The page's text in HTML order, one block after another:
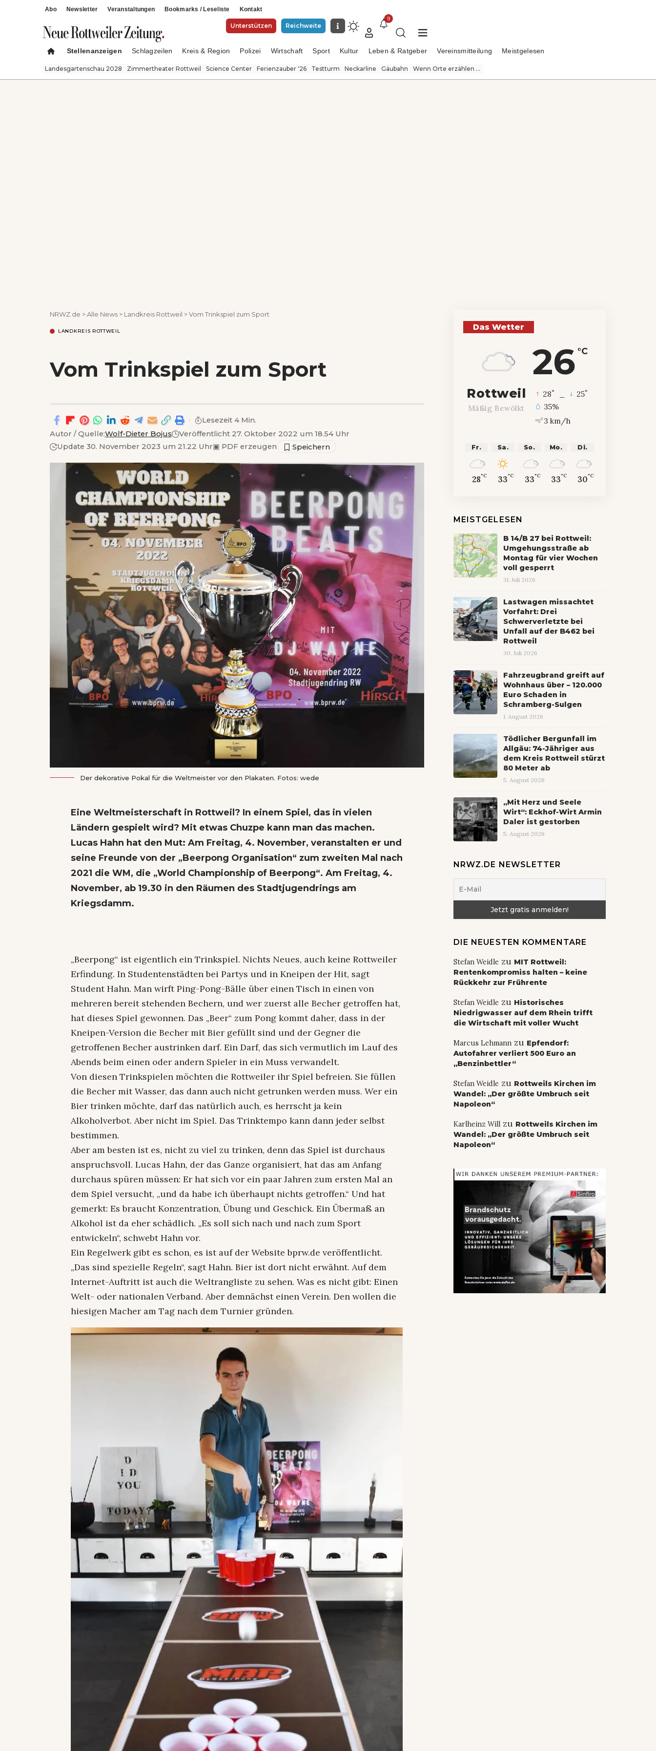
Abo Newsletter Veranstaltungen Bookmarks / Leseliste Kontakt
Unterstützen Reichweite
9
Stellenanzeigen Schlagzeilen Kreis & Region Polizei Wirtschaft Sport Kultur Leben & Ratgeber Vereinsmitteilung Meistgelesen
Landesgartenschau 2028 Zimmertheater Rottweil Science Center Ferienzauber '26 Testturm Neckarline Gäubahn Wenn Orte erzählen ...
NRWZ.de >Alle News > Landkreis Rottweil >Vom Trinkspiel zum Sport
LANDKREIS ROTTWEIL
Vom Trinkspiel zum Sport
Autor / Quelle:Wolf-Dieter Bojus
Veröffentlicht 27. Oktober 2022 um 18.54 Uhr
Update 30. November 2023 um 21.22 Uhr▣ PDF erzeugen
Lesezeit 4 Min.
Der dekorative Pokal für die Weltmeister vor den Plakaten. Fotos: wede
Eine Weltmeisterschaft in Rottweil? In einem Spiel, das in vielen
Ländern gespielt wird? Mit etwas Chuzpe kann man das machen.
Lucas Hahn hat den Mut: Am Freitag, 4. November, veranstalten er und
seine Freunde von der „Beerpong Organisation“ zum zweiten Mal nach
2021 die WM, die „World Championship of Beerpong“. Am Freitag, 4.
November, ab 19.30 in den Räumen des Stadtjugendrings am
Kriegsdamm.
„Beerpong“ ist eigentlich ein Trinkspiel. Nichts Neues, auch keine Rottweiler
Erfindung. In Studentenstädten bei Partys und in Kneipen der Hit, sagt
Student Hahn. Man wirft Ping-Pong-Bälle über einen Tisch in einen von
mehreren bereit stehenden Bechern, und wer zuerst alle Becher getroffen hat,
hat dieses Spiel gewonnen. Das „Beer“ zum Pong kommt daher, dass in der
Kneipen-Version die Becher mit Bier gefüllt sind und der Gegner die
getroffenen Becher austrinken darf. Ein Darf, das sich vermutlich im Lauf des
Abends beim einen oder andern Spieler in ein Muss verwandelt.
Von diesen Trinkspielen möchten die Rottweiler ihr Spiel befreien. Sie füllen
die Becher mit Wasser, das dann auch nicht getrunken werden muss. Wer ein
Bier trinken möchte, darf das natürlich auch, es herrscht ja kein
Alkoholverbot. Aber nicht im Spiel. Das Trinktempo kann dann jeder selbst
bestimmen.
Aber am besten ist es, nicht zu viel zu trinken, denn das Spiel ist durchaus
anspruchsvoll. Lucas Hahn, der das Ganze organisiert, hat das am Anfang
durchaus spüren müssen: Er hat sich vor ein paar Jahren zum ersten Mal an
dem Spiel versucht, „und da habe ich überhaupt nichts getroffen.“ Und hat
gemerkt: Es braucht Konzentration, Übung und Geschick. Ein Übermaß an
Alkohol ist da eher schädlich. „Es soll sich nach und nach zum Sport
entwickeln“, schwebt Hahn vor.
Ein Regelwerk gibt es schon, es ist auf der Website bprw.de veröffentlicht.
„Das sind spezielle Regeln“, sagt Hahn. Bier ist dort nicht erwähnt. Auf dem
Internet-Auftritt ist auch die Weltrangliste zu sehen. Was es nicht gibt: Einen
Welt- oder nationalen Verband. Aber demnächst einen Verein. Den wollen die
hiesigen Macher am Tag nach dem Turnier gründen.
Das Wetter
26 °C
Rottweil
Mäßig Bewölkt
28° 25°
35%
3 km/h
Fr.
28°C
Sa.
33°C
So.
33°C
Mo.
33°C
Di.
30°C
MEISTGELESEN
B 14/B 27 bei Rottweil:
Umgehungsstraße ab
Montag für vier Wochen
voll gesperrt
31. Juli 2026
Lastwagen missachtet
Vorfahrt: Drei
Schwerverletzte bei
Unfall auf der B462 bei
Rottweil
30. Juli 2026
Fahrzeugbrand greift auf
Wohnhaus über – 120.000
Euro Schaden in
Schramberg-Sulgen
1. August 2026
Tödlicher Bergunfall im
Allgäu: 74-Jähriger aus
dem Kreis Rottweil stürzt
80 Meter ab
5. August 2026
„Mit Herz und Seele
Wirt“: Eckhof-Wirt Armin
Daler ist gestorben
5. August 2026
NRWZ.DE NEWSLETTER
DIE NEUESTEN KOMMENTARE
Stefan Weidle zu MIT Rottweil:
Rentenkompromiss halten – keine
Rückkehr zur Frührente
Stefan Weidle zu Historisches
Niedrigwasser auf dem Rhein trifft
die Wirtschaft mit voller Wucht
Marcus Lehmannzu Epfendorf:
Autofahrer verliert 500 Euro an
„Benzinbettler“
Stefan Weidle zu Rottweils Kirchen im
Wandel: „Der größte Umbruch seit
Napoleon“
Karlheinz Willzu Rottweils Kirchen im
Wandel: „Der größte Umbruch seit
Napoleon“